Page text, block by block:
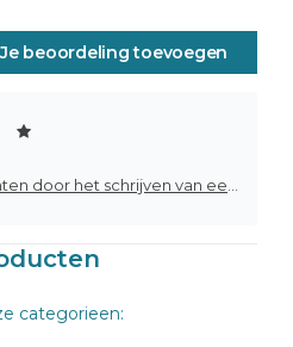
Je beoordeling toevoegen
categorieen: